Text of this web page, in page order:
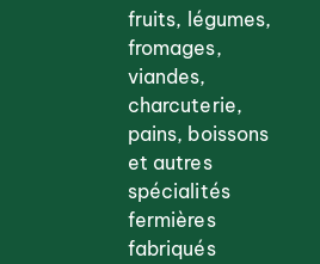
fruits, légumes,
fromages,
viandes,
charcuterie,
pains, boissons
et autres
spécialités
fermières
fabriqués